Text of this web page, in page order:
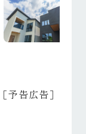
［予告広告］